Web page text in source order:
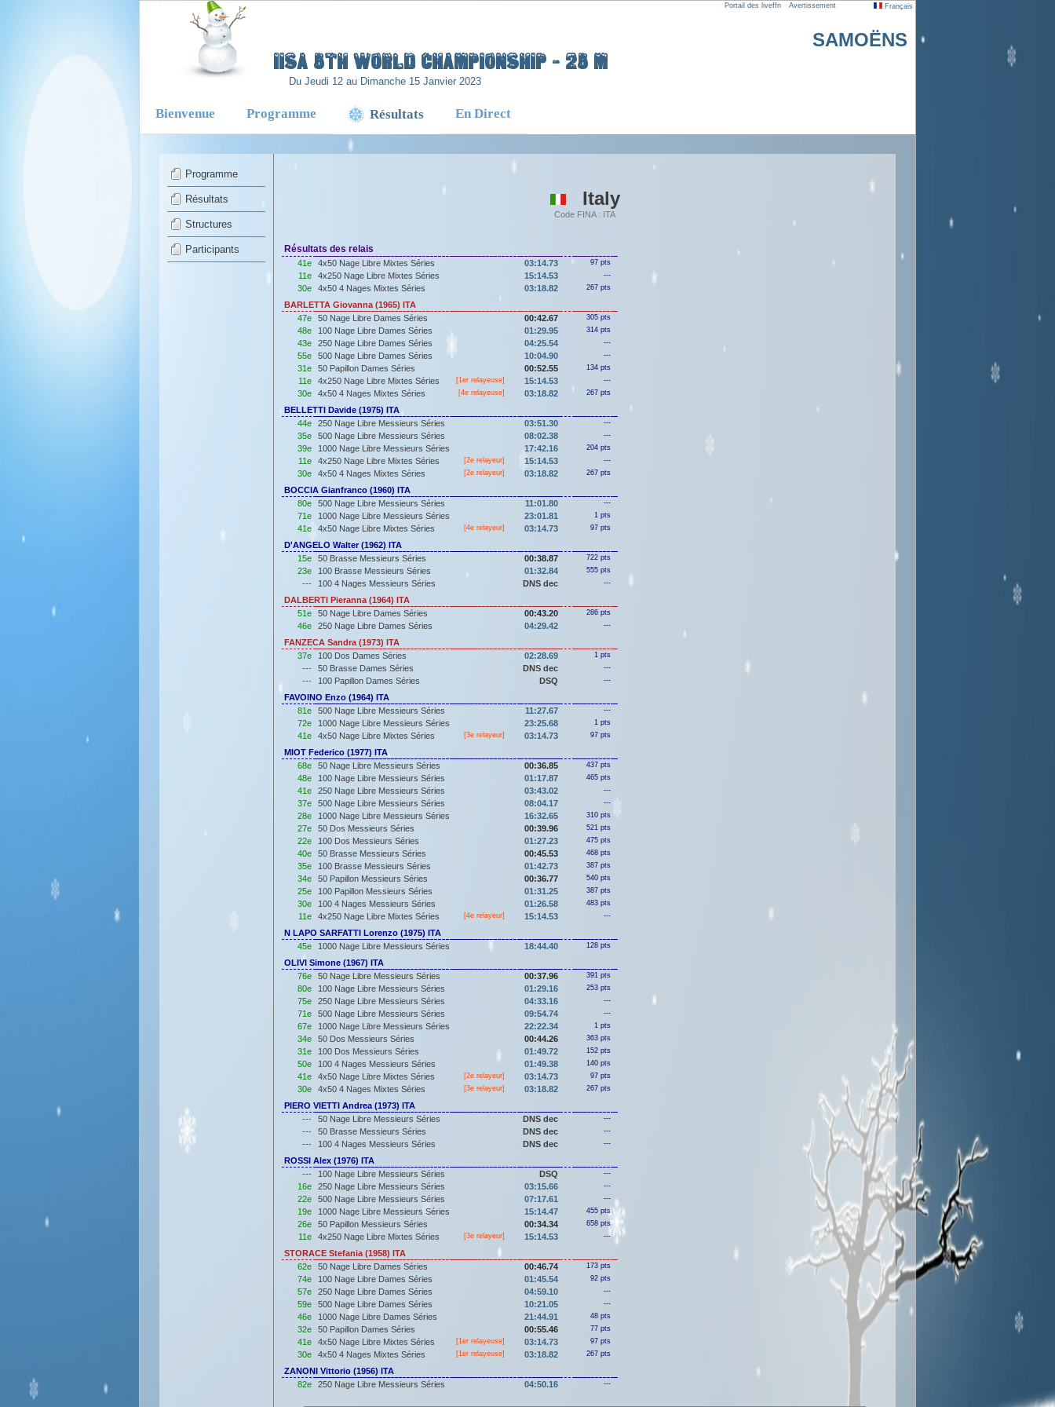
Portail des liveffn Avertissement Français
SAMOËNS
IISA 5TH WORLD CHAMPIONSHIP - 25 m
Du Jeudi 12 au Dimanche 15 Janvier 2023
Bienvenue Programme Résultats En Direct
Programme
Résultats
Structures
Participants
Italy
Code FINA : ITA
Résultats des relais
41e 4x50 Nage Libre Mixtes Séries 03:14.73 97 pts
11e 4x250 Nage Libre Mixtes Séries 15:14.53 ---
30e 4x50 4 Nages Mixtes Séries 03:18.82 267 pts
BARLETTA Giovanna (1965) ITA
47e
50 Nage Libre Dames Séries 00:42.67 305 pts
48e 100 Nage Libre Dames Séries 01:29.95 314 pts
43e 250 Nage Libre Dames Séries 04:25.54 ---
55e 500 Nage Libre Dames Séries 10:04.90 ---
31e 50 Papillon Dames Séries 00:52.55 134 pts
11e 4x250 Nage Libre Mixtes Séries [1er relayeuse] 15:14.53 ---
30e 4x50 4 Nages Mixtes Séries [4e relayeuse] 03:18.82 267 pts
BELLETTI Davide (1975) ITA
44e
250 Nage Libre Messieurs Séries 03:51.30 ---
35e 500 Nage Libre Messieurs Séries 08:02.38 ---
39e 1000 Nage Libre Messieurs Séries 17:42.16 204 pts
11e 4x250 Nage Libre Mixtes Séries [2e relayeur] 15:14.53 ---
30e 4x50 4 Nages Mixtes Séries [2e relayeur] 03:18.82 267 pts
BOCCIA Gianfranco (1960) ITA
80e
500 Nage Libre Messieurs Séries 11:01.80 ---
71e 1000 Nage Libre Messieurs Séries 23:01.81 1 pts
41e 4x50 Nage Libre Mixtes Séries [4e relayeur] 03:14.73 97 pts
D'ANGELO Walter (1962) ITA
15e
50 Brasse Messieurs Séries 00:38.87 722 pts
23e 100 Brasse Messieurs Séries 01:32.84 555 pts
--- 100 4 Nages Messieurs Séries DNS dec ---
DALBERTI Pieranna (1964) ITA
51e
50 Nage Libre Dames Séries 00:43.20 286 pts
46e 250 Nage Libre Dames Séries 04:29.42 ---
FANZECA Sandra (1973) ITA
37e
100 Dos Dames Séries 02:28.69 1 pts
--- 50 Brasse Dames Séries DNS dec ---
--- 100 Papillon Dames Séries DSQ ---
FAVOINO Enzo (1964) ITA
81e
500 Nage Libre Messieurs Séries 11:27.67 ---
72e 1000 Nage Libre Messieurs Séries 23:25.68 1 pts
41e 4x50 Nage Libre Mixtes Séries [3e relayeur] 03:14.73 97 pts
MIOT Federico (1977) ITA
68e
50 Nage Libre Messieurs Séries 00:36.85 437 pts
48e 100 Nage Libre Messieurs Séries 01:17.87 465 pts
41e 250 Nage Libre Messieurs Séries 03:43.02 ---
37e 500 Nage Libre Messieurs Séries 08:04.17 ---
28e 1000 Nage Libre Messieurs Séries 16:32.65 310 pts
27e 50 Dos Messieurs Séries 00:39.96 521 pts
22e 100 Dos Messieurs Séries 01:27.23 475 pts
40e 50 Brasse Messieurs Séries 00:45.53 468 pts
35e 100 Brasse Messieurs Séries 01:42.73 387 pts
34e 50 Papillon Messieurs Séries 00:36.77 540 pts
25e 100 Papillon Messieurs Séries 01:31.25 387 pts
30e 100 4 Nages Messieurs Séries 01:26.58 483 pts
11e 4x250 Nage Libre Mixtes Séries [4e relayeur] 15:14.53 ---
N LAPO SARFATTI Lorenzo (1975) ITA
45e
1000 Nage Libre Messieurs Séries 18:44.40 128 pts
OLIVI Simone (1967) ITA
76e
50 Nage Libre Messieurs Séries 00:37.96 391 pts
80e 100 Nage Libre Messieurs Séries 01:29.16 253 pts
75e 250 Nage Libre Messieurs Séries 04:33.16 ---
71e 500 Nage Libre Messieurs Séries 09:54.74 ---
67e 1000 Nage Libre Messieurs Séries 22:22.34 1 pts
34e 50 Dos Messieurs Séries 00:44.26 363 pts
31e 100 Dos Messieurs Séries 01:49.72 152 pts
50e 100 4 Nages Messieurs Séries 01:49.38 140 pts
41e 4x50 Nage Libre Mixtes Séries [2e relayeur] 03:14.73 97 pts
30e 4x50 4 Nages Mixtes Séries [3e relayeur] 03:18.82 267 pts
PIERO VIETTI Andrea (1973) ITA
---
50 Nage Libre Messieurs Séries DNS dec ---
--- 50 Brasse Messieurs Séries DNS dec ---
--- 100 4 Nages Messieurs Séries DNS dec ---
ROSSI Alex (1976) ITA
---
100 Nage Libre Messieurs Séries DSQ ---
16e 250 Nage Libre Messieurs Séries 03:15.66 ---
22e 500 Nage Libre Messieurs Séries 07:17.61 ---
19e 1000 Nage Libre Messieurs Séries 15:14.47 455 pts
26e 50 Papillon Messieurs Séries 00:34.34 658 pts
11e 4x250 Nage Libre Mixtes Séries [3e relayeur] 15:14.53 ---
STORACE Stefania (1958) ITA
62e
50 Nage Libre Dames Séries 00:46.74 173 pts
74e 100 Nage Libre Dames Séries 01:45.54 92 pts
57e 250 Nage Libre Dames Séries 04:59.10 ---
59e 500 Nage Libre Dames Séries 10:21.05 ---
46e 1000 Nage Libre Dames Séries 21:44.91 48 pts
32e 50 Papillon Dames Séries 00:55.46 77 pts
41e 4x50 Nage Libre Mixtes Séries [1er relayeuse] 03:14.73 97 pts
30e 4x50 4 Nages Mixtes Séries [1er relayeuse] 03:18.82 267 pts
ZANONI Vittorio (1956) ITA
82e
250 Nage Libre Messieurs Séries 04:50.16 ---